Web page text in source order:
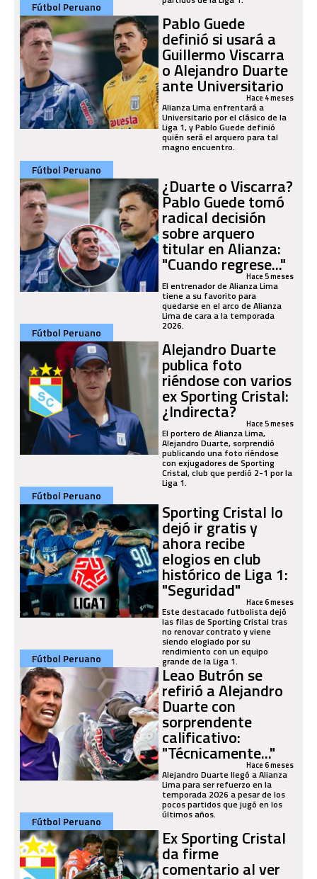
Fútbol Peruano
Pablo Guede
definió si usará a
Guillermo Viscarra
o Alejandro Duarte
ante Universitario
Hace 4 meses
Alianza Lima enfrentará a
Universitario por el clásico de la
Liga 1, y Pablo Guede definió
quién será el arquero para tal
magno encuentro.
Fútbol Peruano
¿Duarte o Viscarra?
Pablo Guede tomó
radical decisión
sobre arquero
titular en Alianza:
"Cuando regrese..."
Hace 5 meses
El entrenador de Alianza Lima
tiene a su favorito para
quedarse en el arco de Alianza
Lima de cara a la temporada
2026.
Fútbol Peruano
Alejandro Duarte
publica foto
riéndose con varios
ex Sporting Cristal:
¿Indirecta? Hace 5 meses
El portero de Alianza Lima,
Alejandro Duarte, sorprendió
publicando una foto riéndose
con exjugadores de Sporting
Cristal, club que perdió 2-1 por la
Liga 1.
Fútbol Peruano
Sporting Cristal lo
dejó ir gratis y
ahora recibe
elogios en club
histórico de Liga 1:
"Seguridad" Hace 6 meses
Este destacado futbolista dejó
las filas de Sporting Cristal tras
no renovar contrato y viene
siendo elogiado por su
rendimiento con un equipo
grande de la Liga 1.
Fútbol Peruano
Leao Butrón se
refirió a Alejandro
Duarte con
sorprendente
calificativo:
"Técnicamente..."
Hace 6 meses
Alejandro Duarte llegó a Alianza
Lima para ser refuerzo en la
temporada 2026 a pesar de los
pocos partidos que jugó en los
últimos años.
Fútbol Peruano
Ex Sporting Cristal
da firme
comentario al ver